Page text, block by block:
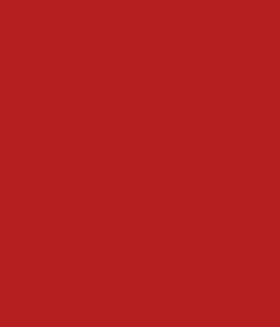
op de Kaunertaler gletsjer! Je staat op de
de mooiste van de Alpen. De staatsgrens loopt